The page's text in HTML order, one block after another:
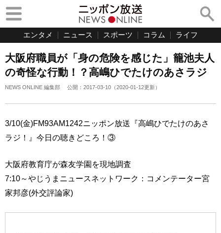
エンタメ ニュース スポーツ コラム ライフ
大阪府職員が「身の危険を感じた」籠池夫人
の奇怪な行動！？高嶋ひでたけのあさラジ
NEWS ONLINE 編集部 公開： 2017-03-10 （2020-01-12更新）
3/10(金)FM93AM1242ニッポン放送『高嶋ひでたけのあさ
ラジ！』今日の聴きどころ！③
大阪府教育庁が森友学園を現地調査
7:10～やじうまニュースネットワーク：コメンテーター宮
家邦彦(外交評論家)